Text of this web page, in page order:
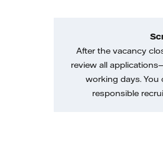
After the vacancy
review all
working days. You
responsible